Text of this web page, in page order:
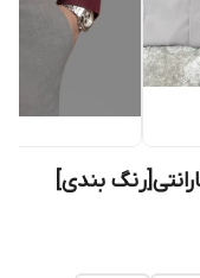
بندی]